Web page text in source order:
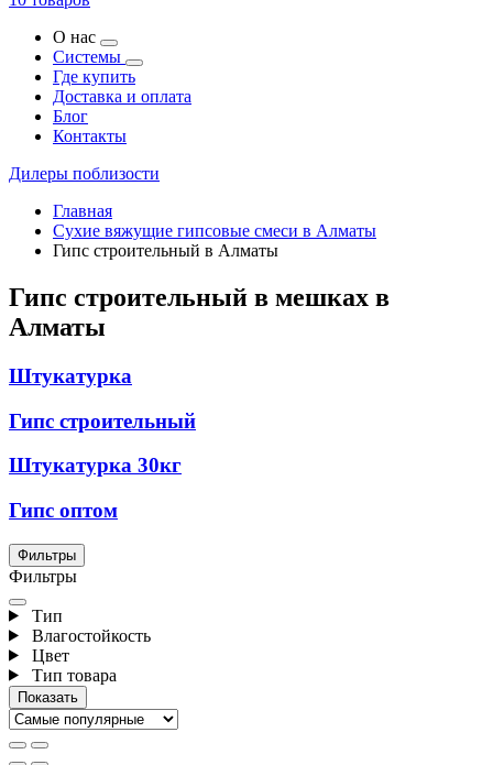
О нас
Системы
Где купить
Доставка и оплата
Блог
Контакты
Дилеры поблизости
Главная
Сухие вяжущие гипсовые смеси в Алматы
Гипс строительный в Алматы
Гипс строительный в мешках в
Алматы
Штукатурка
Гипс строительный
Штукатурка 30кг
Гипс оптом
Фильтры
Фильтры
Тип
Влагостойкость
Цвет
Тип товара